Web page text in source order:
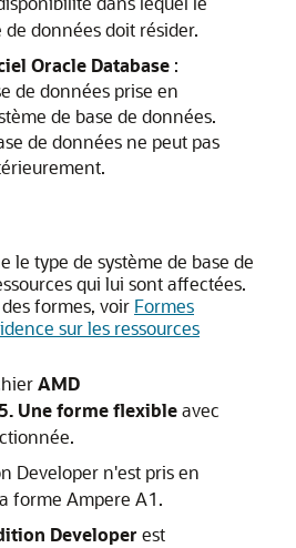
de données doit résider.
Oracle Database :
de données prise en
de base de données.
de données ne peut pas
le type de système de base de
qui lui sont affectées.
formes, voir Formes
sur les ressources
AMD
Une forme flexibleavec
Developer n'est pris en
forme Ampere A1.
Developer est